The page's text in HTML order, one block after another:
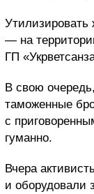
Утилизировать
— на
ГП
В свою
таможенные
с
гуманно.
Вчера
и оборудовали